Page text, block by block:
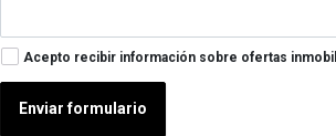
Acepto recibir información sobre ofertas
Enviar formulario